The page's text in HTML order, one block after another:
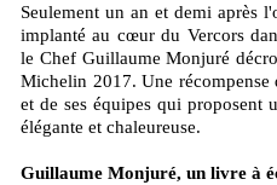
Seulement un an et demi après l'ouverture du Palégrié, restaurant
implanté au cœur du Vercors
le Chef Guillaume Monjuré
Michelin 2017. Une
et de ses équipes qui proposent
élégante et chaleureuse.
Guillaume Monjuré, un livre à